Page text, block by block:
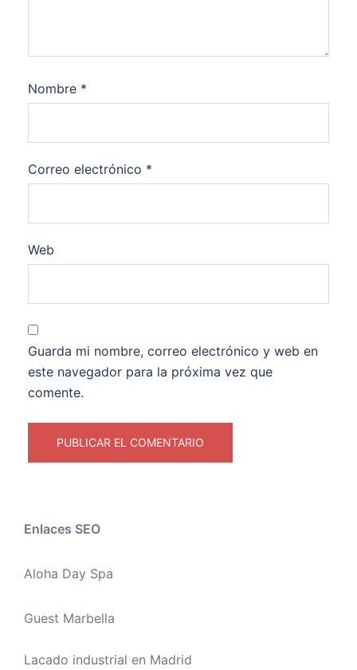
Nombre *
Correo electrónico *
Web
Guarda mi nombre, correo electrónico y web en
este navegador para la próxima vez que
comente.
Enlaces SEO
Aloha Day Spa
Guest Marbella
Lacado industrial en Madrid